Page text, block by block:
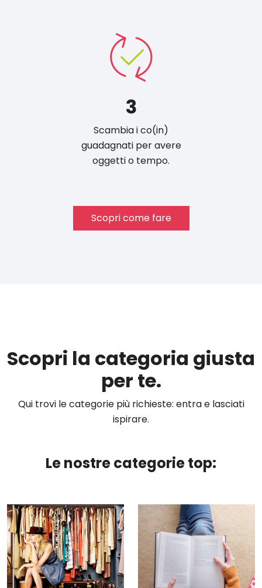
3
Scambia i co(in)
guadagnati per avere
oggetti o tempo.
Scopri come fare
Scopri la categoria giusta
per te.
Qui trovi le categorie più richieste: entra e lasciati
ispirare.
Le nostre categorie top: